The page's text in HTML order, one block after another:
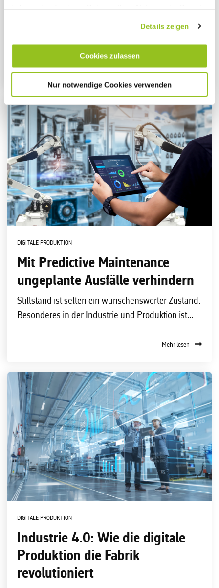
Details zeigen
Cookies zulassen
Nur notwendige Cookies verwenden
Nachhaltigkeit und nachhaltiges Produzieren sind
Mehr lesen
DIGITALE PRODUKTION
Mit Predictive Maintenance
ungeplante Ausfälle verhindern
Stillstand ist selten ein wünschenswerter Zustand.
Besonderes in der Industrie und Produktion ist...
Mehr lesen
DIGITALE PRODUKTION
Industrie 4.0: Wie die digitale
Produktion die Fabrik
revolutioniert